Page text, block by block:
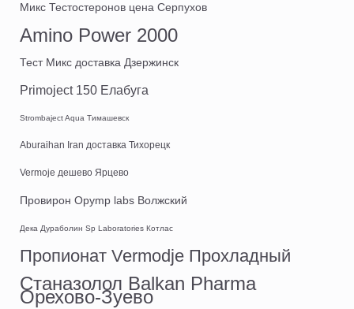
Микс Тестостеронов цена Серпухов
Amino Power 2000
Тест Микс доставка Дзержинск
Primoject 150 Елабуга
Strombaject Aqua Тимашевск
Aburaihan Iran доставка Тихорецк
Vermoje дешево Ярцево
Провирон Opymp labs Волжский
Дека Дураболин Sp Laboratories Котлас
Пропионат Vermodje Прохладный
Станазолол Balkan Pharma
Орехово-Зуево